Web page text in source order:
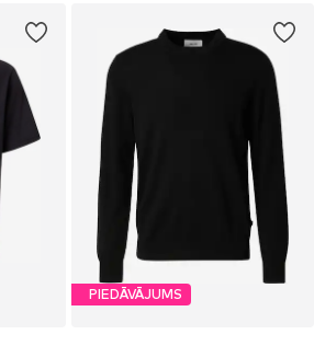
PIEDĀVĀJUMS